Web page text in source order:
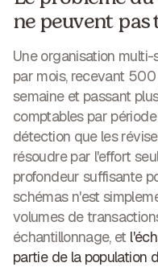
ne peuvent
Une organisation
par mois, recevant
semaine et passant
comptables par
détection que les
résoudre par l'effort
profondeur suffisante
schémas n'est
volumes de
échantillonnage, et
partie de la population